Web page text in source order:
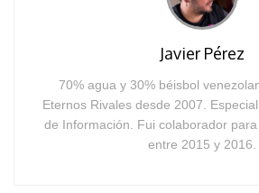
Javier Pérez
70% agua y 30% béisbol
Eternos Rivales desde 2007.
de Información. Fui colaborador
entre 2015 y 2016.